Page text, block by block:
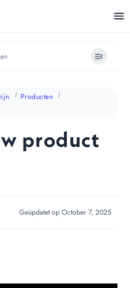
Producten
product
Geüpdatet op October 7, 2025